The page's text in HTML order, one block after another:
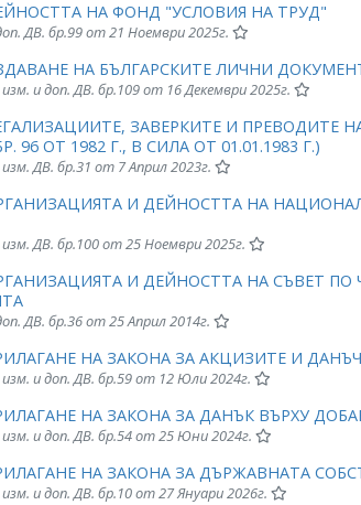
НА ФОНД "УСЛОВИЯ НА ТРУД"
ДВ. бр.99 от 21 Ноември 2025г.
НА БЪЛГАРСКИТЕ ЛИЧНИ
и доп. ДВ. бр.109 от 16 Декември 2025г.
ЗАВЕРКИТЕ И ПРЕВОДИТЕ
96 ОТ 1982 Г., В СИЛА ОТ 01.01.1983 Г.)
ДВ. бр.31 от 7 Април 2023г.
И ДЕЙНОСТТА НА
ДВ. бр.100 от 25 Ноември 2025г.
И ДЕЙНОСТТА НА СЪВЕТ ПО
ДВ. бр.36 от 25 Април 2014г.
НА ЗАКОНА ЗА АКЦИЗИТЕ И
и доп. ДВ. бр.59 от 12 Юли 2024г.
НА ЗАКОНА ЗА ДАНЪК ВЪРХУ
и доп. ДВ. бр.54 от 25 Юни 2024г.
НА ЗАКОНА ЗА ДЪРЖАВНАТА
и доп. ДВ. бр.10 от 27 Януари 2026г.